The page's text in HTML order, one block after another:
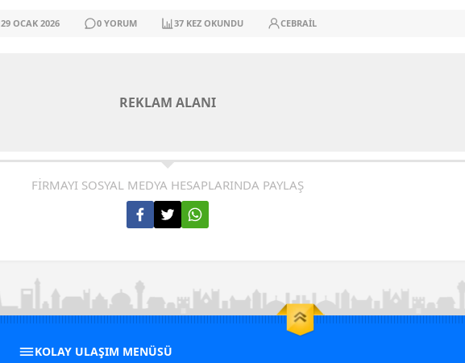
29 OCAK 2026 0 YORUM 37 KEZ OKUNDU CEBRAIL
REKLAM ALANI
FİRMAYI SOSYAL MEDYA HESAPLARINDA PAYLAŞ
KOLAY ULAŞIM MENÜSÜ